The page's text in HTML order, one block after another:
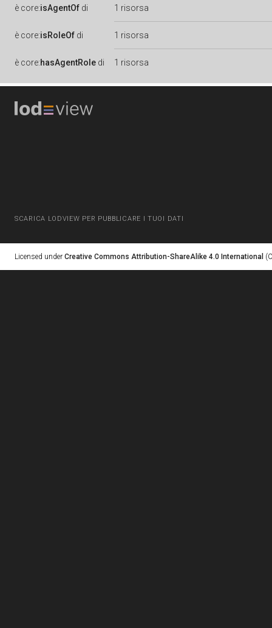
è core:isAgentOf di 1 risorsa
è core:isRoleOf di 1 risorsa
è core:hasAgentRole di 1 risorsa
SCARICA LODVIEW PER PUBBLICARE I TUOI DATI
Licensed under Creative Commons Attribution-ShareAlike 4.0 International